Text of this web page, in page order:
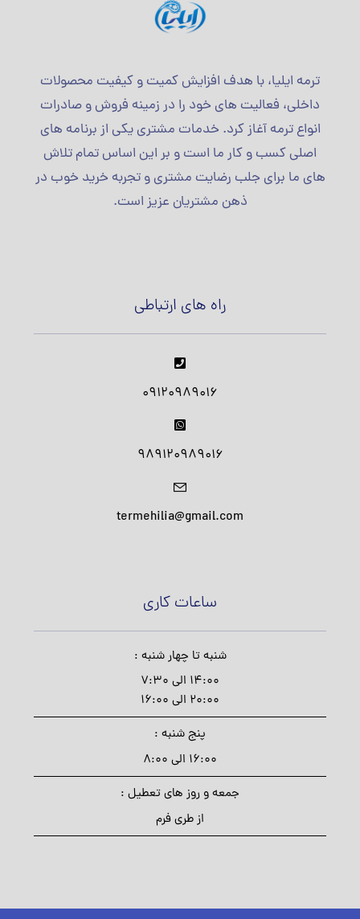
ترمه ایلیا، با هدف افزایش کمیت و کیفیت محصولات
داخلی، فعالیت های خود را در زمینه فروش و صادرات
انواع ترمه آغاز کرد. خدمات مشتری یکی از برنامه های
اصلی کسب و کار ما است و بر این اساس تمام تلاش
های ما برای جلب رضایت مشتری و تجربه خرید خوب در
ذهن مشتریان عزیز است.
راه های ارتباطی
09120989016
989120989016
termehilia@gmail.com
ساعات کاری
شنبه تا چهار شنبه :
14:00 الی 7:30
20:00 الی 16:00
پنج شنبه :
16:00 الی 8:00
جمعه و روز های تعطیل :
از طری فرم